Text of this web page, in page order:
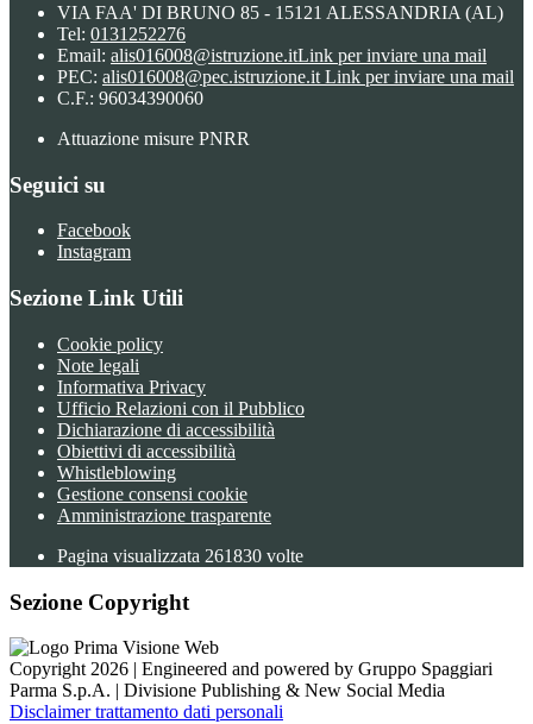
VIA FAA' DI BRUNO 85 - 15121 ALESSANDRIA (AL)
Tel: 0131252276
Email: alis016008@istruzione.itLink per inviare una mail
PEC: alis016008@pec.istruzione.it Link per inviare una mail
C.F.: 96034390060
Attuazione misure PNRR
Seguici su
Facebook
Instagram
Sezione Link Utili
Cookie policy
Note legali
Informativa Privacy
Ufficio Relazioni con il Pubblico
Dichiarazione di accessibilità
Obiettivi di accessibilità
Whistleblowing
Gestione consensi cookie
Amministrazione trasparente
Pagina visualizzata 261830 volte
Sezione Copyright
Copyright 2026 | Engineered and powered by Gruppo Spaggiari
Parma S.p.A. | Divisione Publishing & New Social Media
Disclaimer trattamento dati personali